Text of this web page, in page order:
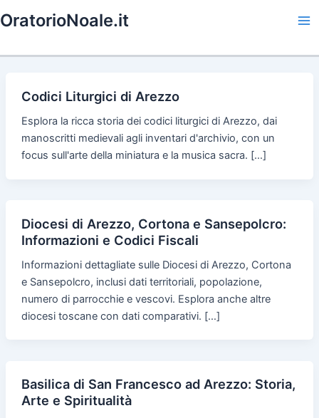
to
OratorioNoale.it
Codici Liturgici di Arezzo
Esplora la ricca storia dei codici liturgici di Arezzo, dai
manoscritti medievali agli inventari d'archivio, con un
focus sull'arte della miniatura e la musica sacra. […]
Diocesi di Arezzo, Cortona e Sansepolcro:
Informazioni e Codici Fiscali
Informazioni dettagliate sulle Diocesi di Arezzo, Cortona
e Sansepolcro, inclusi dati territoriali, popolazione,
numero di parrocchie e vescovi. Esplora anche altre
diocesi toscane con dati comparativi. […]
Basilica di San Francesco ad Arezzo: Storia,
Arte e Spiritualità